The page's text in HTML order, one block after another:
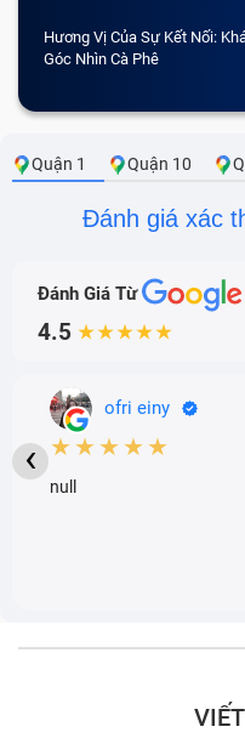
Hương Vị Của Sự Kết Nối:
Góc Nhìn Cà Phê
Quận 1 Quận 10
Đánh giá xác
Đánh Giá Từ
4.5 ★★★★★
ofri einy
★★★★★
null
‹